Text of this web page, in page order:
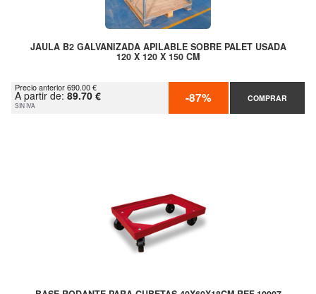
JAULA B2 GALVANIZADA APILABLE SOBRE PALET USADA
120 X 120 X 150 CM
Precio anterior 690.00 €
A partir de: 89.70 €
SIN IVA -87% COMPRAR